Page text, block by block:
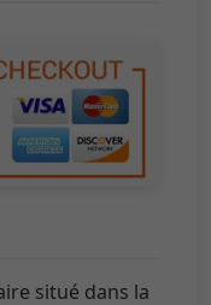
situé dans la